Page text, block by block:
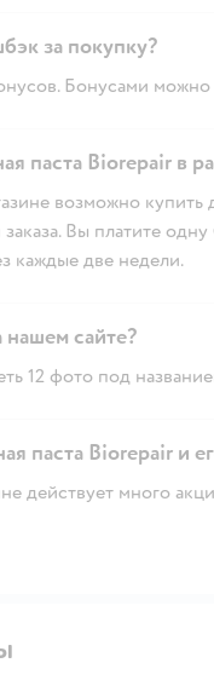
за покупку?
Бонусами
паста Biorepair в
возможно купить
Вы платите одну
каждые две недели.
нашем сайте?
12 фото под
паста Biorepair и
действует много